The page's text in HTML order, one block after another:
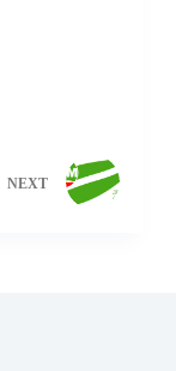
NEXT